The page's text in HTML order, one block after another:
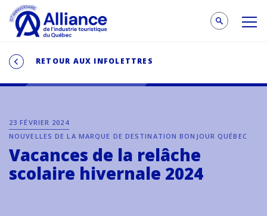
RETOUR AUX INFOLETTRES
23 FÉVRIER 2024
NOUVELLES DE LA MARQUE DE DESTINATION BONJOUR QUÉBEC
Vacances de la relâche
scolaire hivernale 2024